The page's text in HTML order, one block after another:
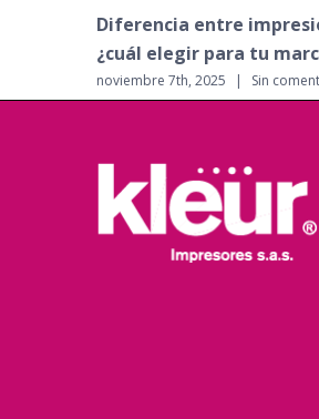
Material impreso que
corporativa
octubre 21st, 2025 | Sin